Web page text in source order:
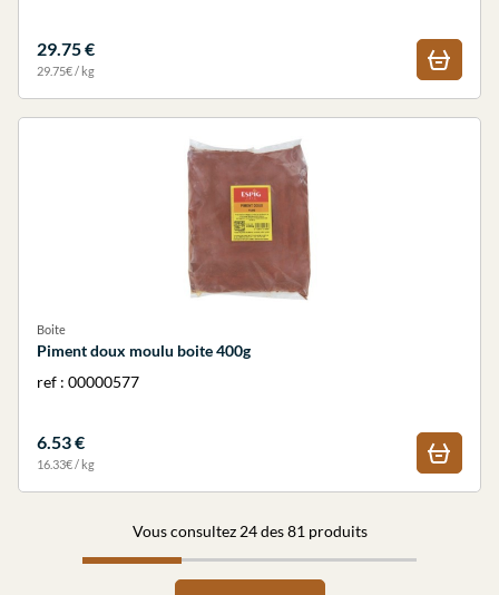
29.75 €
29.75€ / kg
Boite
Piment doux moulu boite 400g
ref : 00000577
6.53 €
16.33€ / kg
Vous consultez 24 des 81 produits